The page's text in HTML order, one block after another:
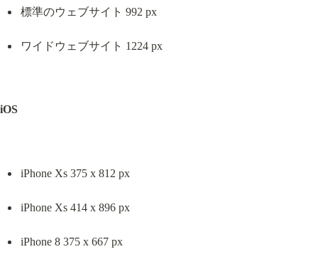
標準のウェブサイト 992 px
ワイドウェブサイト 1224 px
iOS
iPhone Xs 375 x 812 px
iPhone Xs 414 x 896 px
iPhone 8 375 x 667 px